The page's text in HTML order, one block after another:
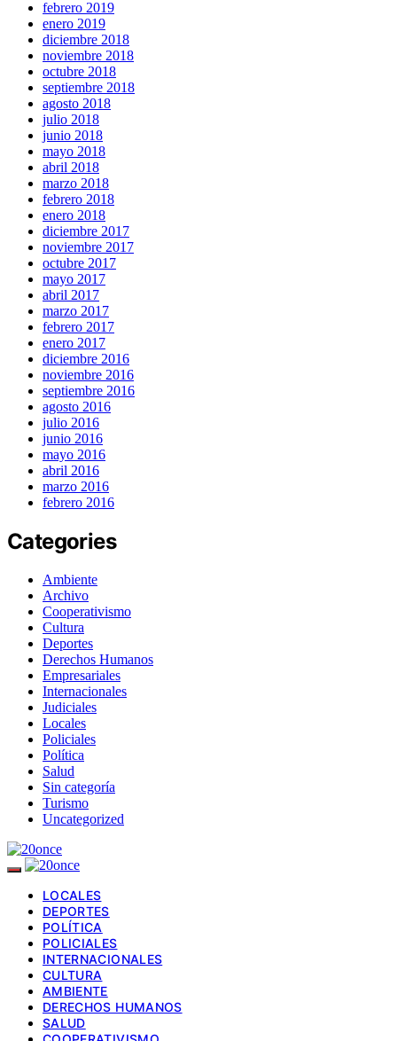
febrero 2019
enero 2019
diciembre 2018
noviembre 2018
octubre 2018
septiembre 2018
agosto 2018
julio 2018
junio 2018
mayo 2018
abril 2018
marzo 2018
febrero 2018
enero 2018
diciembre 2017
noviembre 2017
octubre 2017
mayo 2017
abril 2017
marzo 2017
febrero 2017
enero 2017
diciembre 2016
noviembre 2016
septiembre 2016
agosto 2016
julio 2016
junio 2016
mayo 2016
abril 2016
marzo 2016
febrero 2016
Categories
Ambiente
Archivo
Cooperativismo
Cultura
Deportes
Derechos Humanos
Empresariales
Internacionales
Judiciales
Locales
Policiales
Política
Salud
Sin categoría
Turismo
Uncategorized
LOCALES
DEPORTES
POLÍTICA
POLICIALES
INTERNACIONALES
CULTURA
AMBIENTE
DERECHOS HUMANOS
SALUD